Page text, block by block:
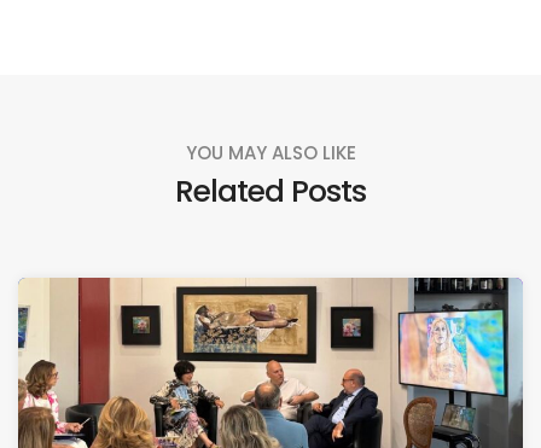
YOU MAY ALSO LIKE
Related Posts